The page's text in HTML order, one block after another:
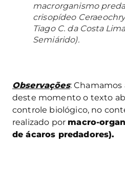
macrorganismo
crisopídeo
Tiago C. da Costa
Semiárido).
Observações:
deste momento o texto
controle biológico, no
realizado por macro-
de ácaros predadores).